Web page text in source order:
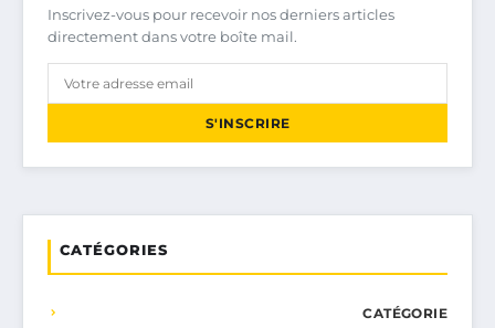
Inscrivez-vous pour recevoir nos derniers articles
directement dans votre boîte mail.
S'INSCRIRE
CATÉGORIES
CATÉGORIE